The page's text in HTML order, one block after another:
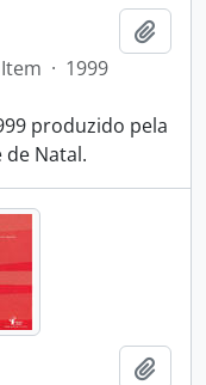
Item · 1999
produzido pela
de Natal.